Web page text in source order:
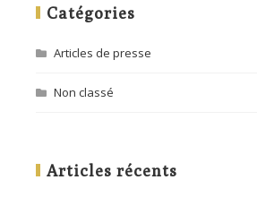
Catégories
Articles de presse
Non classé
Articles récents